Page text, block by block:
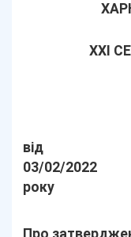
ХХІ
від
03/02/2022
року
Про